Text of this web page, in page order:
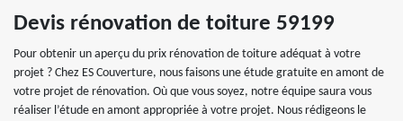
Devis rénovation de toiture 59199
Pour obtenir un aperçu du prix rénovation de toiture adéquat à votre
projet ? Chez ES Couverture, nous faisons une étude gratuite en amont de
votre projet de rénovation. Où que vous soyez, notre équipe saura vous
réaliser l’étude en amont appropriée à votre projet. Nous rédigeons le